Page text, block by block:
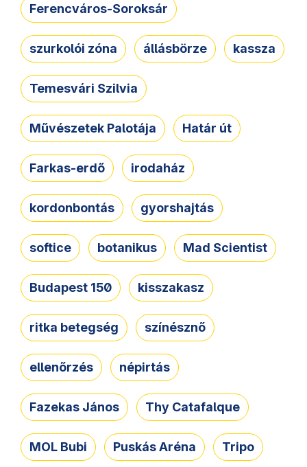
Ferencváros-Soroksár
szurkolói zóna állásbörze kassza
Temesvári Szilvia
Művészetek Palotája Határ út
Farkas-erdő irodaház
kordonbontás gyorshajtás
softice botanikus Mad Scientist
Budapest 150 kisszakasz
ritka betegség színésznő
ellenőrzés népirtás
Fazekas János Thy Catafalque
MOL Bubi Puskás Aréna Tripo